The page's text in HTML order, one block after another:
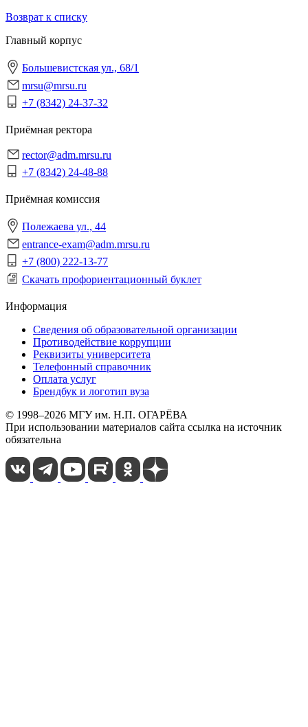
Возврат к списку
Главный корпус
Большевистская ул., 68/1
mrsu@mrsu.ru
+7 (8342) 24-37-32
Приёмная ректора
rector@adm.mrsu.ru
+7 (8342) 24-48-88
Приёмная комиссия
Полежаева ул., 44
entrance-exam@adm.mrsu.ru
+7 (800) 222-13-77
Скачать профориентационный буклет
Информация
Сведения об образовательной организации
Противодействие коррупции
Реквизиты университета
Телефонный справочник
Оплата услуг
Брендбук и логотип вуза
© 1998–2026 МГУ им. Н.П. ОГАРЁВА
При использовании материалов сайта ссылка на источник
обязательна